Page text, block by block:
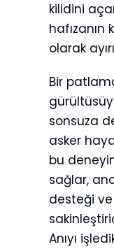
kilidini
olarak
Bir
sonsuza
asker
bu
sağlar,
desteği
Anıyı